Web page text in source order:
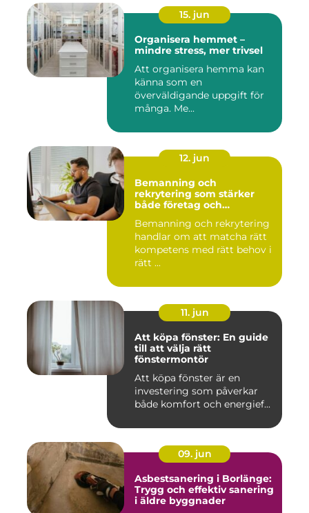
15. jun
Organisera hemmet –
mindre stress, mer trivsel
Att organisera hemma kan
känna som en
överväldigande uppgift för
många. Me...
12. jun
Bemanning och
rekrytering som stärker
både företag och
Bemanning och rekrytering
handlar om att matcha rätt
kompetens med rätt behov i
rätt ...
11. jun
Att köpa fönster: En guide
till att välja rätt
fönstermontör
Att köpa fönster är en
investering som påverkar
både komfort och energief...
09. jun
Asbestsanering i Borlänge:
Trygg och effektiv sanering
i äldre byggnader